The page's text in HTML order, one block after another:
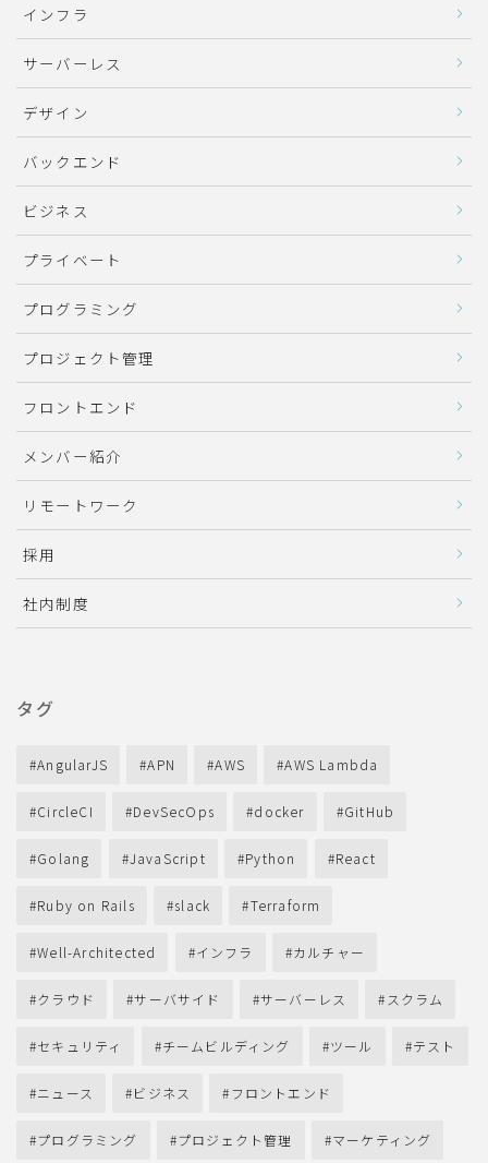
インフラ
サーバーレス
デザイン
バックエンド
ビジネス
プライベート
プログラミング
プロジェクト管理
フロントエンド
メンバー紹介
リモートワーク
採用
社内制度
タグ
AngularJS APN AWS AWS Lambda
CircleCI DevSecOps docker GitHub
Golang JavaScript Python React
Ruby on Rails slack Terraform
Well-Architected インフラ カルチャー
クラウド サーバサイド サーバーレス スクラム
セキュリティ チームビルディング ツール テスト
ニュース ビジネス フロントエンド
プログラミング プロジェクト管理 マーケティング